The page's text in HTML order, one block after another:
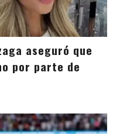
aseguró que
por parte de